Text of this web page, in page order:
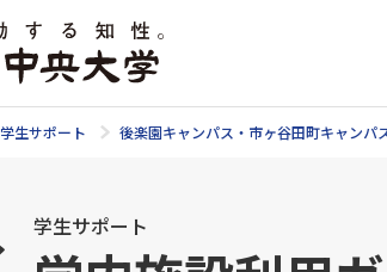
学生サポート 後楽園キャンパス・市ヶ谷田町キャンパ
学生サポート